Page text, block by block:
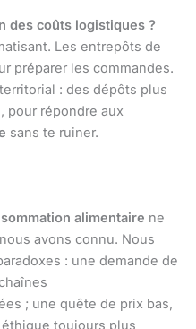
des coûts logistiques ?
Les entrepôts de
préparer les commandes.
: des dépôts plus
pour répondre aux
sans te ruiner.
alimentaire ne
avons connu. Nous
: une demande de
; une quête de prix bas,
toujours plus